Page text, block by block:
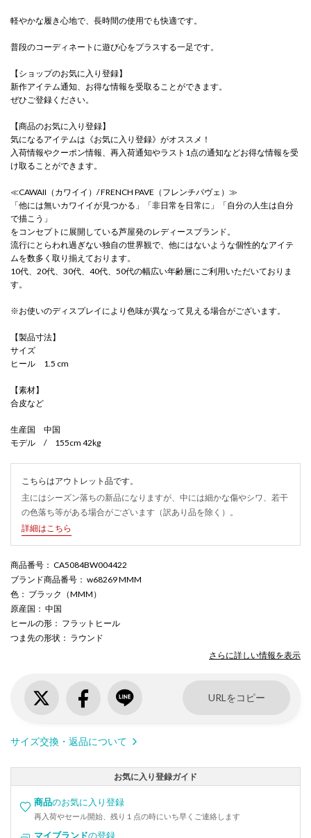
軽やかな履き心地で、長時間の使用でも快適です。
普段のコーディネートに遊び心をプラスする一足です。
【ショップのお気に入り登録】
新作アイテム通知、お得な情報を受取ることができます。
ぜひご登録ください。
【商品のお気に入り登録】
気になるアイテムは《お気に入り登録》がオススメ！
入荷情報やクーポン情報、再入荷通知やラスト1点の通知などお得な情報を受
け取ることができます。
≪CAWAII（カワイイ）/ FRENCH PAVE（フレンチパヴェ）≫
「他には無いカワイイが見つかる」「非日常を日常に」「自分の人生は自分
で描こう」
をコンセプトに展開している芦屋発のレディースブランド。
流行にとらわれ過ぎない独自の世界観で、他にはないような個性的なアイテ
ムを数多く取り揃えております。
10代、20代、30代、40代、50代の幅広い年齢層にご利用いただいておりま
す。
※お使いのディスプレイにより色味が異なって見える場合がございます。
【製品寸法】
サイズ
ヒール 1.5 cm
【素材】
合皮など
生産国 中国
モデル / 155cm 42kg
こちらはアウトレット品です。
主にはシーズン落ちの新品になりますが、中には細かな傷やシワ、若干
の色落ち等がある場合がございます（訳あり品を除く）。
詳細はこちら
商品番号 ： CA5084BW004422
ブランド商品番号 ： w68269 MMM
色 ： ブラック（MMM）
原産国 ： 中国
ヒールの形 ： フラットヒール
つま先の形状 ： ラウンド
さらに詳しい情報を表示
URLをコピー
サイズ交換・返品について
お気に入り登録ガイド
商品のお気に入り登録
再入荷やセール開始、残り１点の時にいち早くご連絡します
マイブランドの登録